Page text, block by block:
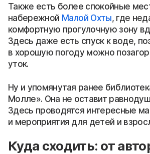
Также есть более спокойные
набережной Малой Охты, где
комфортную прогулочную зону
Здесь даже есть спуск к воде,
в хорошую погоду можно
уток.
Ну и упомянутая ранее
Молле». Она не оставит
Здесь проводятся интересные
и мероприятия для детей и
Куда сходить: от